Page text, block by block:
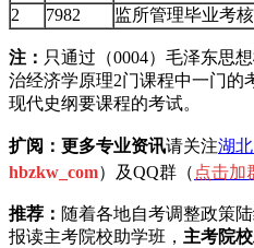
2
7982 监所管理毕业考核
注： 只通过（0004）毛泽东思
治经济学原理2门课程中一门的
现代史纲要课程的考试。
扩阅：更多专业资讯请关注湖
hbzkw_com）及QQ群（ 点击加
推荐： 随着各地自考调整政策
报读主考院校助学班， 主考院